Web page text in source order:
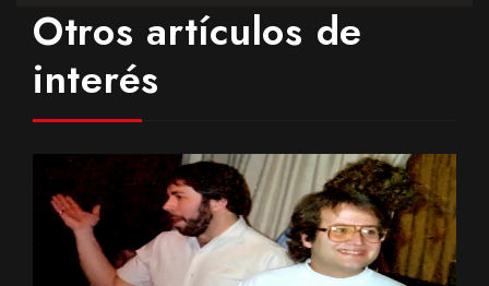
Otros artículos de
interés